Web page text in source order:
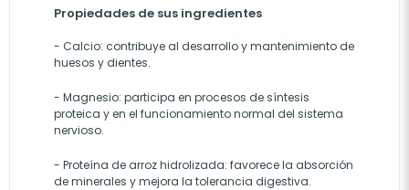
Propiedades de sus ingredientes
- Calcio: contribuye al desarrollo y mantenimiento de
huesos y dientes.
- Magnesio: participa en procesos de síntesis
proteica y en el funcionamiento normal del sistema
nervioso.
- Proteína de arroz hidrolizada: favorece la absorción
de minerales y mejora la tolerancia digestiva.